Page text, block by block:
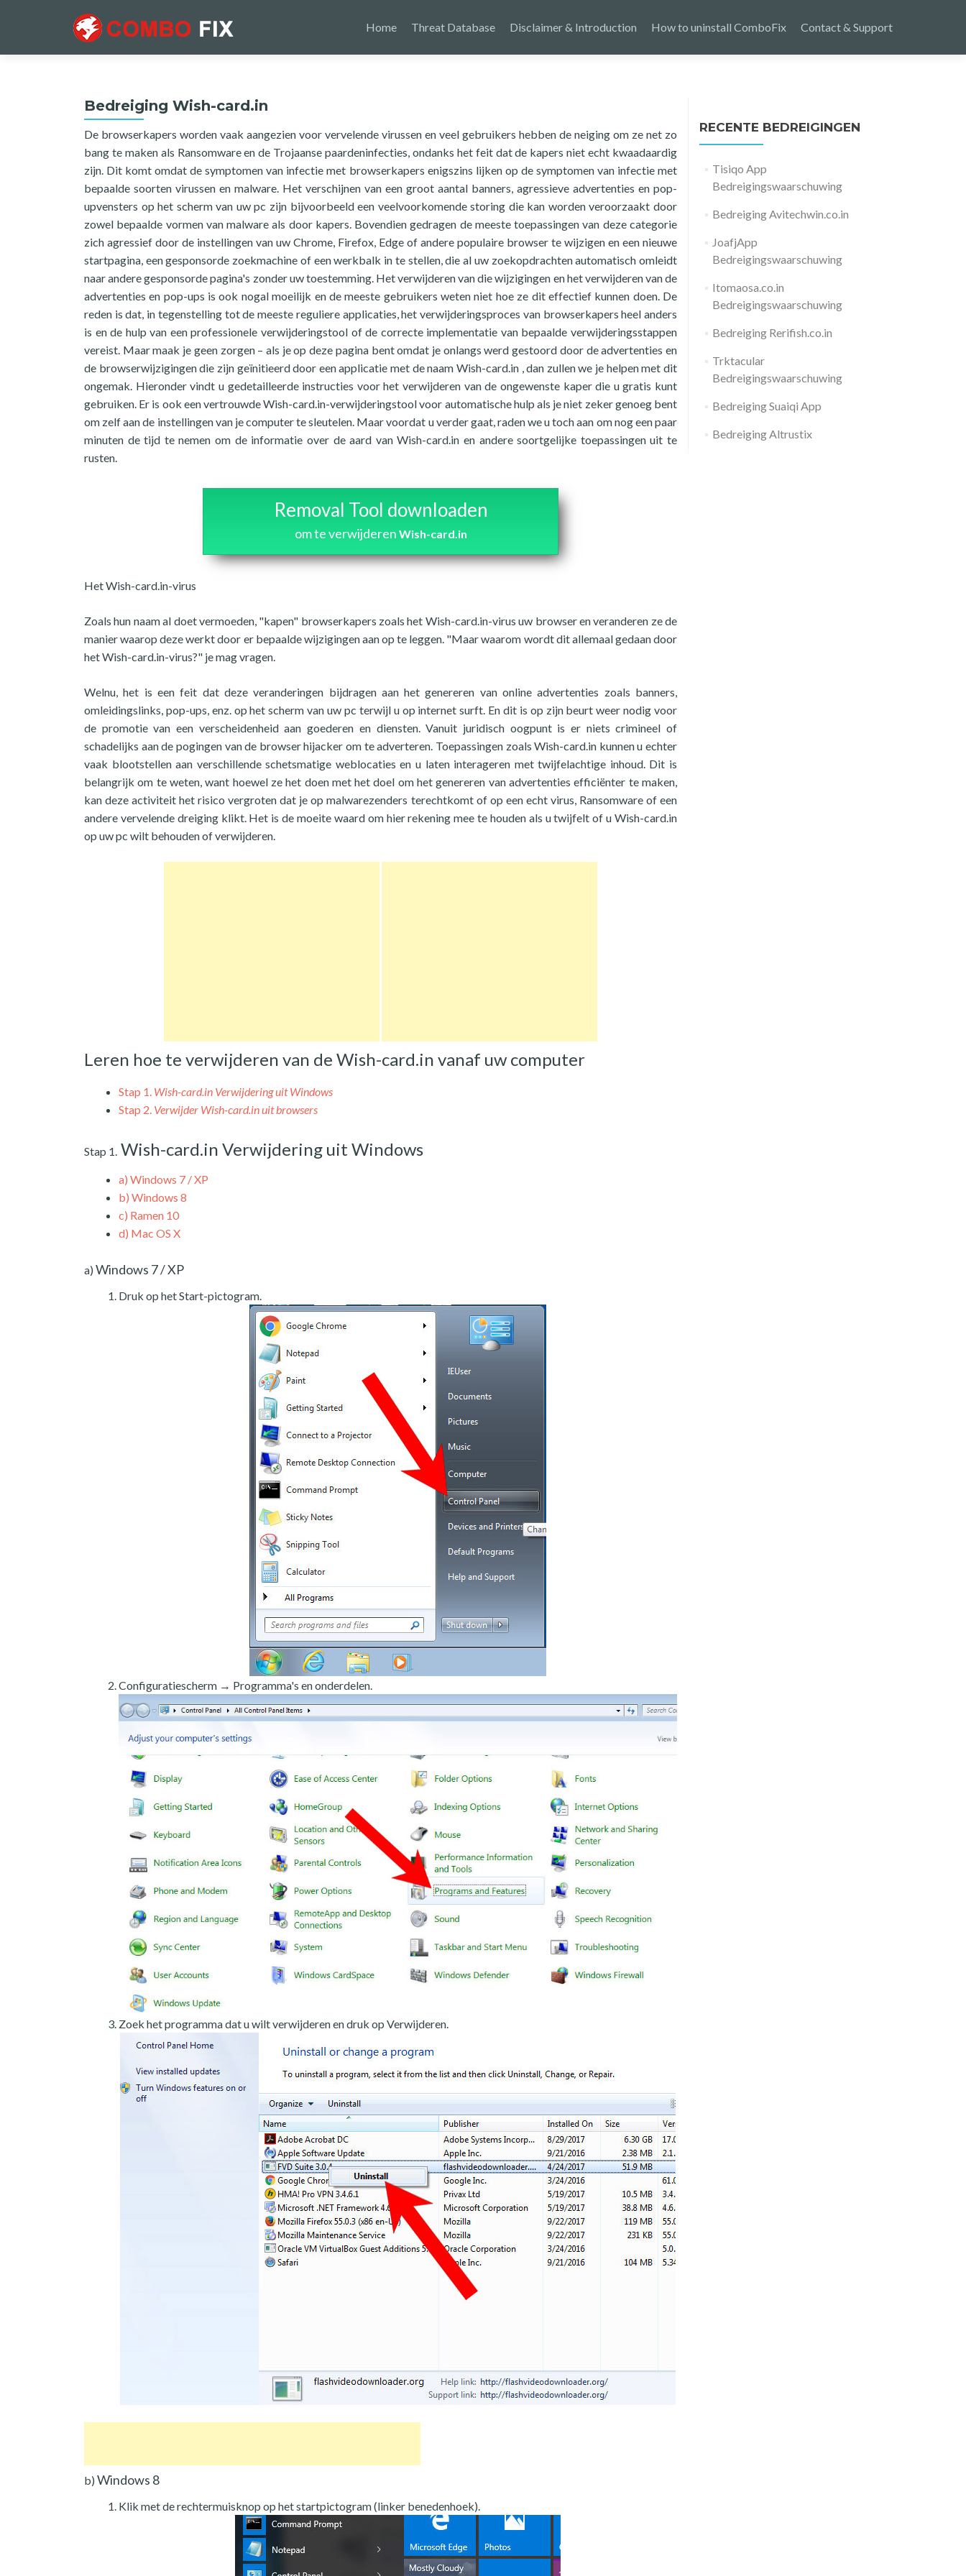
Home Threat Database Disclaimer & Introduction How to uninstall ComboFix Contact & Support
Bedreiging Wish-card.in
De browserkapers worden vaak aangezien voor vervelende virussen en veel gebruikers hebben de neiging om ze net zo
bang te maken als Ransomware en de Trojaanse paardeninfecties, ondanks het feit dat de kapers niet echt kwaadaardig
zijn. Dit komt omdat de symptomen van infectie met browserkapers enigszins lijken op de symptomen van infectie met
bepaalde soorten virussen en malware. Het verschijnen van een groot aantal banners, agressieve advertenties en pop-
upvensters op het scherm van uw pc zijn bijvoorbeeld een veelvoorkomende storing die kan worden veroorzaakt door
zowel bepaalde vormen van malware als door kapers. Bovendien gedragen de meeste toepassingen van deze categorie
zich agressief door de instellingen van uw Chrome, Firefox, Edge of andere populaire browser te wijzigen en een nieuwe
startpagina, een gesponsorde zoekmachine of een werkbalk in te stellen, die al uw zoekopdrachten automatisch omleidt
naar andere gesponsorde pagina's zonder uw toestemming. Het verwijderen van die wijzigingen en het verwijderen van de
advertenties en pop-ups is ook nogal moeilijk en de meeste gebruikers weten niet hoe ze dit effectief kunnen doen. De
reden is dat, in tegenstelling tot de meeste reguliere applicaties, het verwijderingsproces van browserkapers heel anders
is en de hulp van een professionele verwijderingstool of de correcte implementatie van bepaalde verwijderingsstappen
vereist. Maar maak je geen zorgen – als je op deze pagina bent omdat je onlangs werd gestoord door de advertenties en
de browserwijzigingen die zijn geïnitieerd door een applicatie met de naam Wish-card.in , dan zullen we je helpen met dit
ongemak. Hieronder vindt u gedetailleerde instructies voor het verwijderen van de ongewenste kaper die u gratis kunt
gebruiken. Er is ook een vertrouwde Wish-card.in-verwijderingstool voor automatische hulp als je niet zeker genoeg bent
om zelf aan de instellingen van je computer te sleutelen. Maar voordat u verder gaat, raden we u toch aan om nog een paar
minuten de tijd te nemen om de informatie over de aard van Wish-card.in en andere soortgelijke toepassingen uit te
rusten.
Removal Tool downloaden
om te verwijderen Wish-card.in
Het Wish-card.in-virus
Zoals hun naam al doet vermoeden, "kapen" browserkapers zoals het Wish-card.in-virus uw browser en veranderen ze de
manier waarop deze werkt door er bepaalde wijzigingen aan op te leggen. "Maar waarom wordt dit allemaal gedaan door
het Wish-card.in-virus?" je mag vragen.
Welnu, het is een feit dat deze veranderingen bijdragen aan het genereren van online advertenties zoals banners,
omleidingslinks, pop-ups, enz. op het scherm van uw pc terwijl u op internet surft. En dit is op zijn beurt weer nodig voor
de promotie van een verscheidenheid aan goederen en diensten. Vanuit juridisch oogpunt is er niets crimineel of
schadelijks aan de pogingen van de browser hijacker om te adverteren. Toepassingen zoals Wish-card.in kunnen u echter
vaak blootstellen aan verschillende schetsmatige weblocaties en u laten interageren met twijfelachtige inhoud. Dit is
belangrijk om te weten, want hoewel ze het doen met het doel om het genereren van advertenties efficiënter te maken,
kan deze activiteit het risico vergroten dat je op malwarezenders terechtkomt of op een echt virus, Ransomware of een
andere vervelende dreiging klikt. Het is de moeite waard om hier rekening mee te houden als u twijfelt of u Wish-card.in
op uw pc wilt behouden of verwijderen.
Leren hoe te verwijderen van de Wish-card.in vanaf uw computer
Stap 1. Wish-card.in Verwijdering uit Windows
Stap 2. Verwijder Wish-card.in uit browsers
Stap 1. Wish-card.in Verwijdering uit Windows
a) Windows 7 / XP
b) Windows 8
c) Ramen 10
d) Mac OS X
a) Windows 7 / XP
Druk op het Start-pictogram.
Configuratiescherm → Programma's en onderdelen.
Zoek het programma dat u wilt verwijderen en druk op Verwijderen.
b) Windows 8
Klik met de rechtermuisknop op het startpictogram (linker benedenhoek).
RECENTE BEDREIGINGEN
Tisiqo App
Bedreigingswaarschuwing
Bedreiging Avitechwin.co.in
JoafjApp
Bedreigingswaarschuwing
Itomaosa.co.in
Bedreigingswaarschuwing
Bedreiging Rerifish.co.in
Trktacular
Bedreigingswaarschuwing
Bedreiging Suaiqi App
Bedreiging Altrustix